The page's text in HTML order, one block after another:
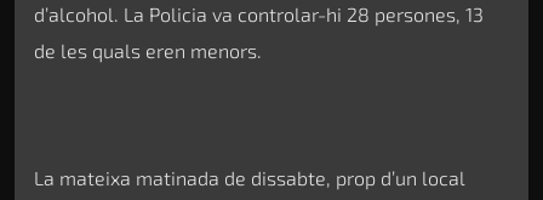
d’alcohol. La Policia va controlar-hi 28 persones, 13
de les quals eren menors.
La mateixa matinada de dissabte, prop d’un local